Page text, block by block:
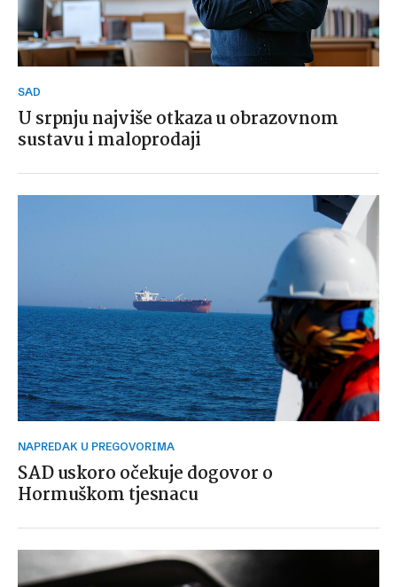
SAD
U srpnju najviše otkaza u obrazovnom
sustavu i maloprodaji
NAPREDAK U PREGOVORIMA
SAD uskoro očekuje dogovor o
Hormuškom tjesnacu